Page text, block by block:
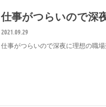
仕事がつらいので深
2021.09.29
仕事がつらいので深夜に理想の職